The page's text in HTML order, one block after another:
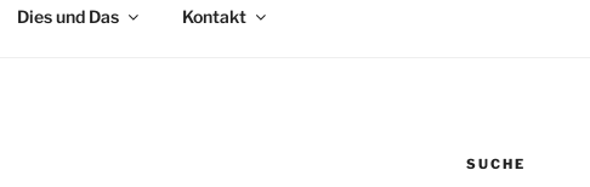
Dies und Das Kontakt
SUCHE